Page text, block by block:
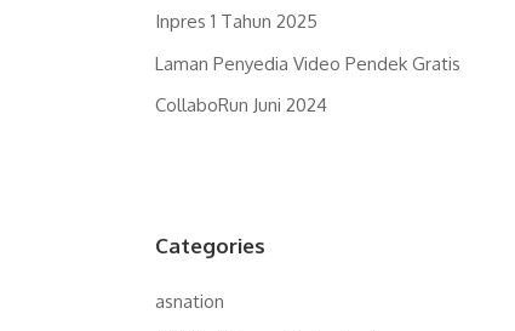
Inpres 1 Tahun 2025
Laman Penyedia Video Pendek Gratis
CollaboRun Juni 2024
Categories
asnation